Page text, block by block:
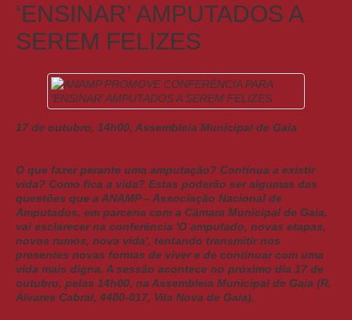
‘ENSINAR’ AMPUTADOS A
SEREM FELIZES
17 de outubro, 14h00, Assembleia Municipal de Gaia
O que fazer perante uma amputação? Continua a existir
vida? Como fica a vida? Estas poderão ser algumas das
questões que a ANAMP – Associação Nacional de
Amputados, em parceria com a Câmara Municipal de Gaia,
vai esclarecer na conferência 'O amputado, novas etapas,
novos rumos, nova vida', tentando transmitir nos
presentes novas formas de viver e de continuar com uma
vida mais digna. A sessão acontece no próximo dia 17 de
outubro, pelas 14h00, na Assembleia Municipal de Gaia (R.
Álvares Cabral, 4400-017, Vila Nova de Gaia).